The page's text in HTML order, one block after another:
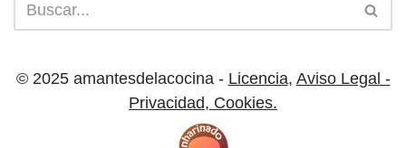
© 2025 amantesdelacocina - Licencia, Aviso Legal -
Privacidad, Cookies.